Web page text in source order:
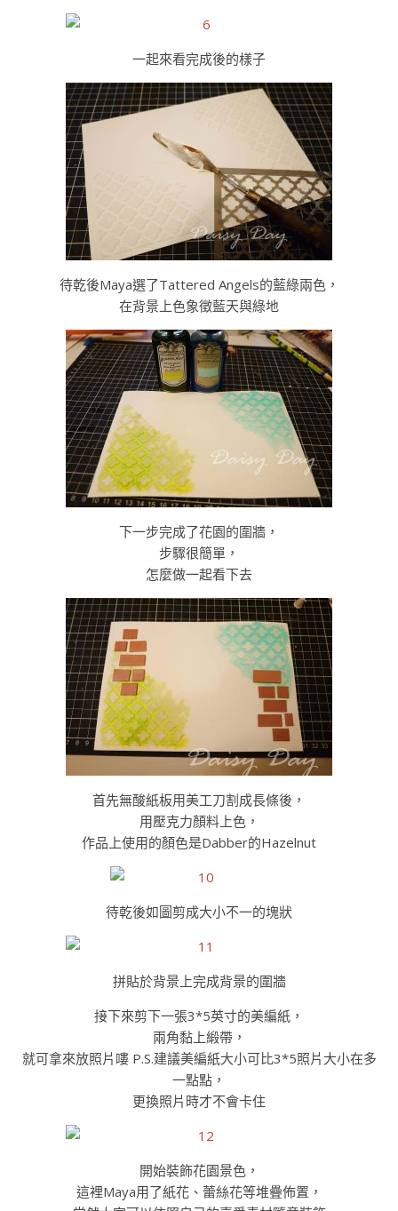
一起來看完成後的樣子
待乾後Maya選了Tattered Angels的藍綠兩色，
在背景上色象徵藍天與綠地
下一步完成了花園的圍牆，
步驟很簡單，
怎麼做一起看下去
首先無酸紙板用美工刀割成長條後，
用壓克力顏料上色，
作品上使用的顏色是Dabber的Hazelnut
待乾後如圖剪成大小不一的塊狀
拼貼於背景上完成背景的圍牆
接下來剪下一張3*5英寸的美編紙，
兩角黏上緞帶，
就可拿來放照片嘍 P.S.建議美編紙大小可比3*5照片大小在多
一點點，
更換照片時才不會卡住
開始裝飾花園景色，
這裡Maya用了紙花、蕾絲花等堆疊佈置，